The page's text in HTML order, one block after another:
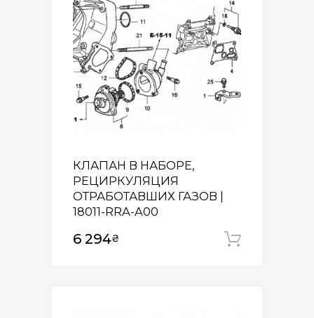
КЛАПАН В НАБОРЕ,
РЕЦИРКУЛЯЦИЯ
ОТРАБОТАВШИХ ГАЗОВ |
18011-RRA-A00
6 294₴